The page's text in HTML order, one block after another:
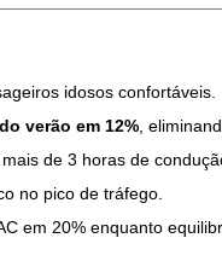
idosos confortáveis.
verão em 12% ,
de 3 horas de
no pico de tráfego.
em 20% enquanto